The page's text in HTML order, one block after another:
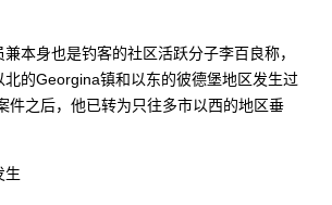
本身也是钓客的社区活跃分子李百良称，
北的Georgina镇和以东的彼德堡地区发生过
件之后，他已转为只往多市以西的地区垂
生